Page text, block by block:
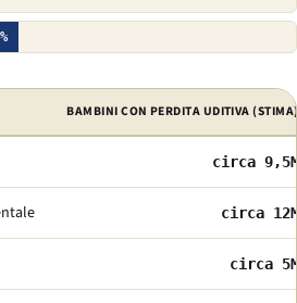
all’istruzione per i sordi per regione.
BAMBINI CON PERDITA UDITIVA
circa
circa
circa